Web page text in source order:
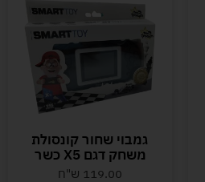
גמבוי שחור קונסולת
משחק דגם X5 כשר
119.00 ש"ח